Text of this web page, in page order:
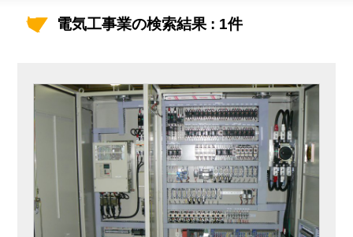
電気工事業の検索結果 : 1件